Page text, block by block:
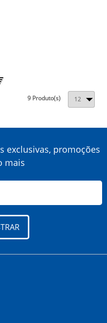
9 Produto(s)
exclusivas, promoções
mais